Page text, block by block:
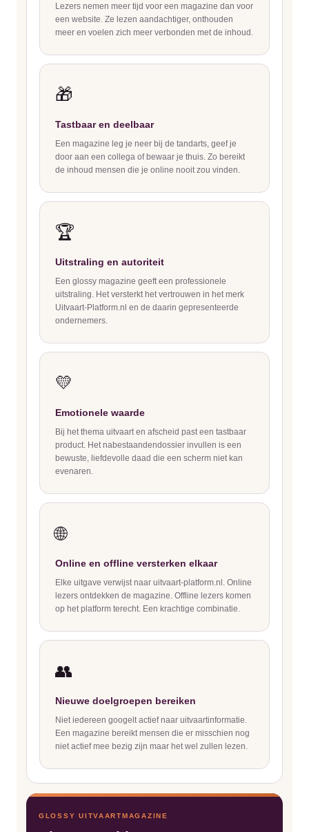
Lezers nemen meer tijd voor een magazine dan voor
een website. Ze lezen aandachtiger, onthouden
meer en voelen zich meer verbonden met de inhoud.
🎁
Tastbaar en deelbaar
Een magazine leg je neer bij de tandarts, geef je
door aan een collega of bewaar je thuis. Zo bereikt
de inhoud mensen die je online nooit zou vinden.
🏆
Uitstraling en autoriteit
Een glossy magazine geeft een professionele
uitstraling. Het versterkt het vertrouwen in het merk
Uitvaart-Platform.nl en de daarin gepresenteerde
ondernemers.
💛
Emotionele waarde
Bij het thema uitvaart en afscheid past een tastbaar
product. Het nabestaandendossier invullen is een
bewuste, liefdevolle daad die een scherm niet kan
evenaren.
🌐
Online en offline versterken elkaar
Elke uitgave verwijst naar uitvaart-platform.nl. Online
lezers ontdekken de magazine. Offline lezers komen
op het platform terecht. Een krachtige combinatie.
👥
Nieuwe doelgroepen bereiken
Niet iedereen googelt actief naar uitvaartinformatie.
Een magazine bereikt mensen die er misschien nog
niet actief mee bezig zijn maar het wel zullen lezen.
GLOSSY UITVAARTMAGAZINE